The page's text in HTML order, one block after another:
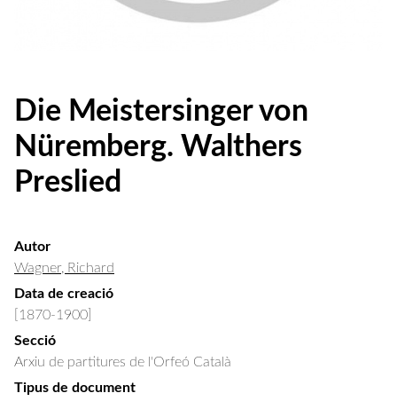
Die Meistersinger von
Nüremberg. Walthers
Preslied
Autor
Wagner, Richard
Data de creació
[1870-1900]
Secció
Arxiu de partitures de l'Orfeó Català
Tipus de document